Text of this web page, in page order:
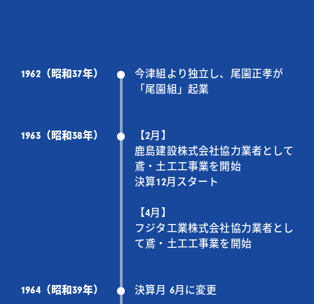
1962（昭和37年）
今津組より独立し、尾園正孝が
「尾園組」起業
1963（昭和38年）
【2月】
鹿島建設株式会社協力業者として
鳶・土工工事業を開始
決算12月スタート
【4月】
フジタ工業株式会社協力業者とし
て鳶・土工工事業を開始
1964（昭和39年） 決算月 6月に変更